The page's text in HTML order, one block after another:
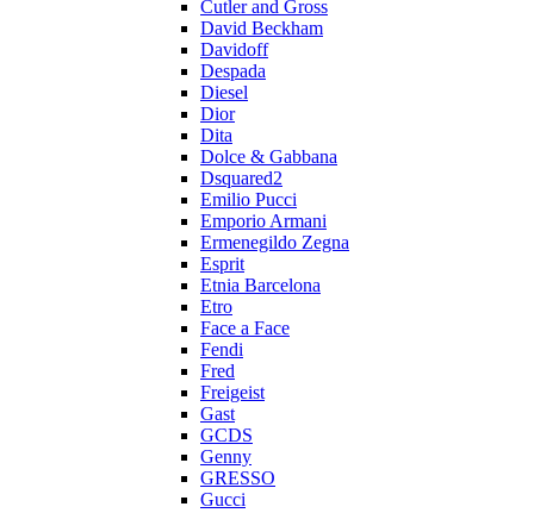
Cutler and Gross
David Beckham
Davidoff
Despada
Diesel
Dior
Dita
Dolce & Gabbana
Dsquared2
Emilio Pucci
Emporio Armani
Ermenegildo Zegna
Esprit
Etnia Barcelona
Etro
Face a Face
Fendi
Fred
Freigeist
Gast
GCDS
Genny
GRESSO
Gucci